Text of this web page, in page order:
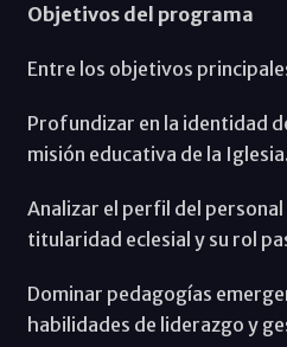
Objetivos del programa
Entre los objetivos
Profundizar en la identidad
misión educativa de la
Analizar el perfil del
titularidad eclesial y su rol
Dominar pedagogías
habilidades de liderazgo y